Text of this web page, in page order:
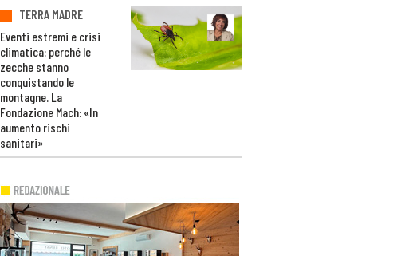
TERRA MADRE
Eventi estremi e crisi
climatica: perché le
zecche stanno
conquistando le
montagne. La
Fondazione Mach: «In
aumento rischi
sanitari»